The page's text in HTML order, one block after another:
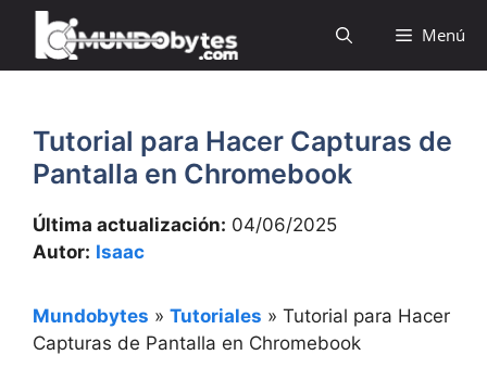
Saltar
contenido
Menú
Tutorial para Hacer Capturas de
Pantalla en Chromebook
Última actualización: 04/06/2025
Autor: Isaac
Mundobytes » Tutoriales » Tutorial para Hacer
Capturas de Pantalla en Chromebook